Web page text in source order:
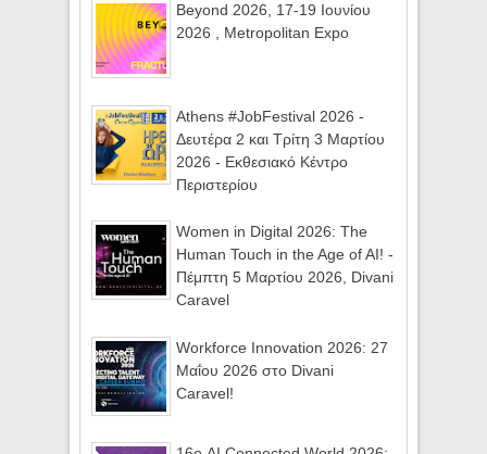
Beyond 2026, 17-19 Ιουνίου
2026 , Metropolitan Expo
Athens #JobFestival 2026 -
Δευτέρα 2 και Τρίτη 3 Μαρτίου
2026 - Εκθεσιακό Κέντρο
Περιστερίου
Women in Digital 2026: The
Human Touch in the Age of AI! -
Πέμπτη 5 Μαρτίου 2026, Divani
Caravel
Workforce Innovation 2026: 27
Μαΐου 2026 στο Divani
Caravel!